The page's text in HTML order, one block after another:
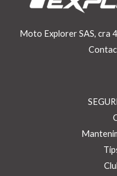
Moto Explorer SAS, cra